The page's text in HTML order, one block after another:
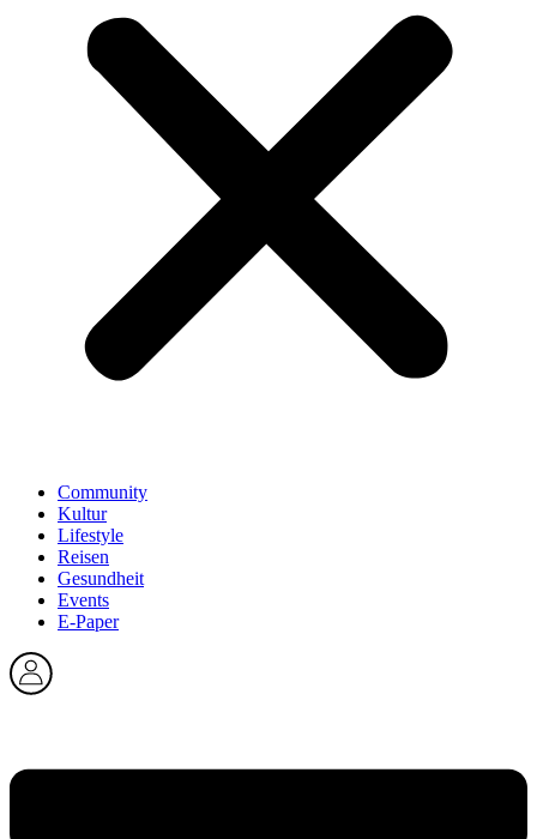
Community
Kultur
Lifestyle
Reisen
Gesundheit
Events
E-Paper